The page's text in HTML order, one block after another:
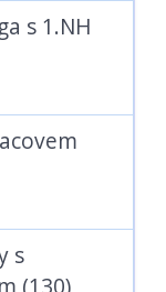
s 1.NH
s